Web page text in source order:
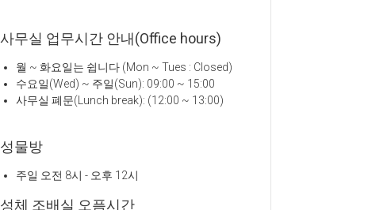
사무실 업무시간 안내(Office hours)
월 ~ 화요일는 쉽니다 (Mon ~ Tues : Closed)
수요일(Wed) ~ 주일(Sun): 09:00 ~ 15:00
사무실 폐문(Lunch break): (12:00 ~ 13:00)
성물방
주일 오전 8시 - 오후 12시
성체 조배실 오픔시간